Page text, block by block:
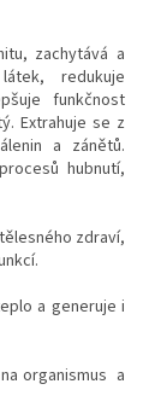
zachytává a
redukuje
funkčnost
Extrahuje se z
a zánětů.
hubnutí,
zdraví,
a generuje i
organismus a